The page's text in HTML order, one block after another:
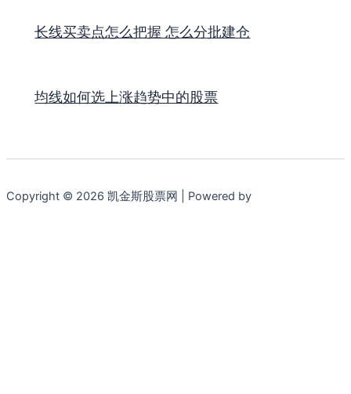
长线买卖点怎么把握 怎么分批建仓
均线如何选上涨趋势中的股票
Copyright © 2026 凯金斯股票网 | Powered by